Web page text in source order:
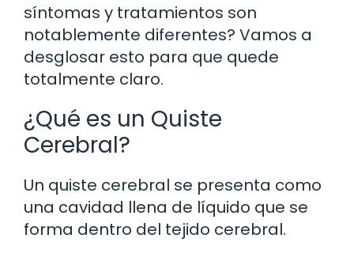
síntomas y tratamientos son
notablemente diferentes? Vamos a
desglosar esto para que quede
totalmente claro.
¿Qué es un Quiste
Cerebral?
Un quiste cerebral se presenta como
una cavidad llena de líquido que se
forma dentro del tejido cerebral.